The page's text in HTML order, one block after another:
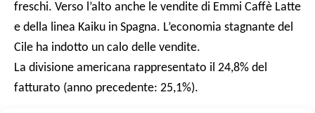
freschi. Verso l’alto anche le vendite di Emmi Caffè Latte
e della linea Kaiku in Spagna. L’economia stagnante del
Cile ha indotto un calo delle vendite.
La divisione americana rappresentato il 24,8% del
fatturato (anno precedente: 25,1%).